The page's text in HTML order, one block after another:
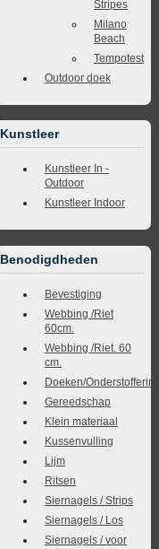
Stripes
Milano
Beach
Tempotest
Outdoor doek
Kunstleer
Kunstleer In -
Outdoor
Kunstleer Indoor
Benodigdheden
Bevestiging
Webbing /Riet
60cm.
Webbing /Riet. 60
cm.
Doeken/Onderstoffering
Gereedschap
Klein materiaal
Kussenvulling
Lijm
Ritsen
Siernagels / Strips
Siernagels / Los
Siernagels / voor